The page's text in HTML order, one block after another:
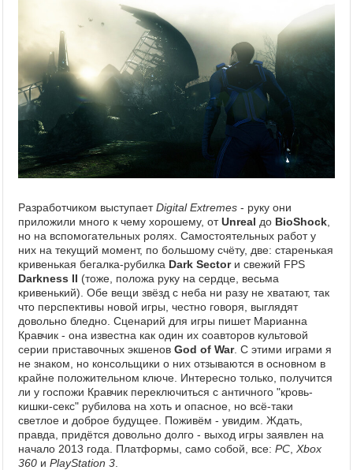
Разработчиком выступаетDigital Extremes - руку они
приложили много к чему хорошему, отUnreal до BioShock
но на вспомогательных ролях. Самостоятельных работ у
них на текущий момент, по большому счёту, две: старенькая
кривенькая бегалка-рубилка Dark Sectorи свежий FPS
Darkness II (тоже, положа руку на сердце, весьма
кривенький). Обе вещи звёзд с неба ни разу не хватают, так
что перспективы новой игры, честно говоря, выглядят
довольно бледно. Сценарий для игры пишет Марианна
Кравчик - она известна как один их соавторов культовой
серии приставочных экшенов God of War. С этими играми я
не знаком, но консольщики о них отзываются в основном в
крайне положительном ключе. Интересно только, получится
ли у госпожи Кравчик переключиться с античного "кровь-
кишки-секс" рубилова на хоть и опасное, но всё-таки
светлое и доброе будущее. Поживём - увидим. Ждать,
правда, придётся довольно долго - выход игры заявлен на
начало 2013 года. Платформы, само собой, все: PC Xbox
360 и PlayStation 3